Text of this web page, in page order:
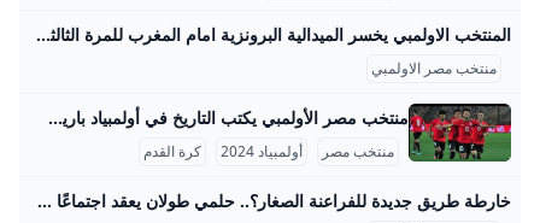
المنتخب الاولمبي يخسر الميدالية البرونزية امام المغرب للمرة الثالثة في تاريخه - محتوى بلس في 8 أغسطس 2024، حقق منتخب المغرب الميدالية البرونزية لكرة القدم بعد الفوز على منتخب مصر بنتيجة 6-0 في مباراة تحديد المركز الثالث. أُقيمت المباراة على ملعب لا Byسهر محمودUpdated on
منتخب مصر الاولمبي
منتخب مصر الأولمبي يكتب التاريخ في أولمبياد باريس 2024 منتخب مصر الأولمبي لكرة القدم يعد من أعرق المنتخبات في تاريخ كرة القدم الأولمبية خارج أوروبا، حيث بدأ مشواره في أولمبياد 1920 بأنتويرب، بلجيكا، وكان ذلك أول ظهور رسمي للفراعنة خسر فيه الفريق أمام إيطاليا 2-1. بعد ذلك، حقق المنتخب المصري تقدمًا ملحوظًا في نسخة باريس 1924 حيث وصل إلى ربع النهائي لأول مرة، بعد فوزه على المجر 3-0، مما شكّل بداية قوية في بطولات الأولمبياد. في أولمبياد أمستردام 1928 كان المنتخب المصري واحدًا من أبرز الفرق حيث حقق المركز الرابع بعد فوزه على تركيا 7-1 والبرتغال 2-1، لكنه خسر في نصف النهائي أمام الأرجنتين 6-0، ومن ثم مُني بهزيمة ثقيلة أمام إيطاليا 11-3 في مباراة تحديد المركز الثالث.
منتخب مصر أولمبياد 2024 كرة القدم
خارطة طريق جديدة للفراعنة الصغار؟.. حلمي طولان يعقد اجتماعًا مصيريًا مع الجهاز الفني لمنتخب مصر الأولمبي – جريدة مانشيت عقد الجهاز الفني لمنتخب مصر تحت 23 سنة اجتماعًا اليوم برئاسة حلمي طولان، لمناقشة كافة الترتيبات الفنية والإدارية والطبية الخاصة بالمعسكر المقبل. يأتي هذا اقرأ أيضًا:رقم تاريخي.. محمد صلاح أول لاعب في البريميرليج يسجل 10 أهداف بالجولة الافتتاحية مباريات ودية حاسمة أمام تونس وتوقيتات المعسكر من المقرر أن يقام المعسكر التدريبي خلال فترة الأجندة الدولية، التي تمتد من الأول وحتى التاسع من شهر سبتمبر المقبل. ويتخلل هذا المعسكر مباراتان وديتان قويتان أمام منتخب تونس الشقيق، حيث ستقام المواجهتان يومي السادس والتاسع من سبتمبر، وذلك على أرضية استاد هيئة قناة السويس.